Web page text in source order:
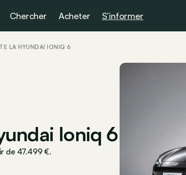
Chercher Acheter S’informer
LA HYUNDAI IONIQ 6
Ioniq 6
de 47.499 €.